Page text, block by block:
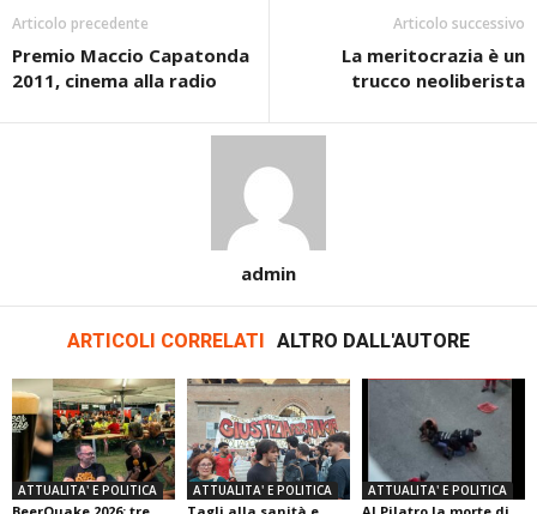
Articolo precedente
Premio Maccio Capatonda
2011, cinema alla radio
Articolo successivo
La meritocrazia è un
trucco neoliberista
admin
ARTICOLI CORRELATI ALTRO DALL'AUTORE
ATTUALITA' E POLITICA ATTUALITA' E POLITICA ATTUALITA' E POLITICA